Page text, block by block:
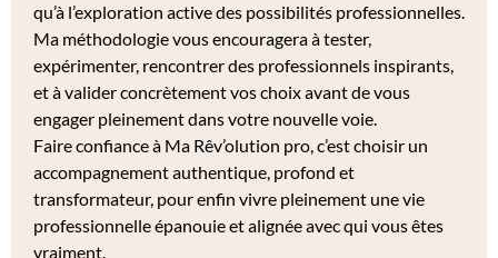
qu’à l’exploration active des possibilités professionnelles.
Ma méthodologie vous encouragera à tester,
expérimenter, rencontrer des professionnels inspirants,
et à valider concrètement vos choix avant de vous
engager pleinement dans votre nouvelle voie.
Faire confiance à Ma Rêv’olution pro, c’est choisir un
accompagnement authentique, profond et
transformateur, pour enfin vivre pleinement une vie
professionnelle épanouie et alignée avec qui vous êtes
vraiment.